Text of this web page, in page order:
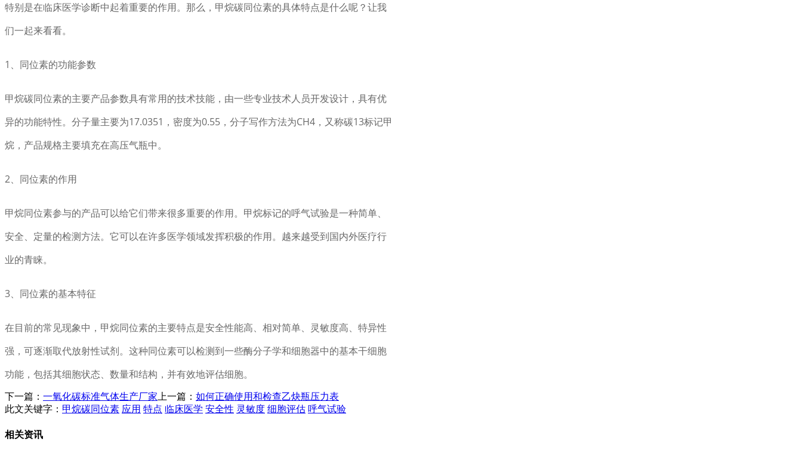
特别是在临床医学诊断中起着重要的作用。那么，甲烷碳同位素的具体特点是什么呢？让我
们一起来看看。
1、同位素的功能参数
甲烷碳同位素的主要产品参数具有常用的技术技能，由一些专业技术人员开发设计，具有优
异的功能特性。分子量主要为17.0351，密度为0.55，分子写作方法为CH4，又称碳13标记甲
烷，产品规格主要填充在高压气瓶中。
2、同位素的作用
甲烷同位素参与的产品可以给它们带来很多重要的作用。甲烷标记的呼气试验是一种简单、
安全、定量的检测方法。它可以在许多医学领域发挥积极的作用。越来越受到国内外医疗行
业的青睐。
3、同位素的基本特征
在目前的常见现象中，甲烷同位素的主要特点是安全性能高、相对简单、灵敏度高、特异性
强，可逐渐取代放射性试剂。这种同位素可以检测到一些酶分子学和细胞器中的基本干细胞
功能，包括其细胞状态、数量和结构，并有效地评估细胞。
下一篇： 一氧化碳标准气体生产厂家 上一篇： 如何正确使用和检查乙炔瓶压力表
此文关键字： 甲烷碳同位素 应用 特点 临床医学 安全性 灵敏度 细胞评估 呼气试验
相关资讯